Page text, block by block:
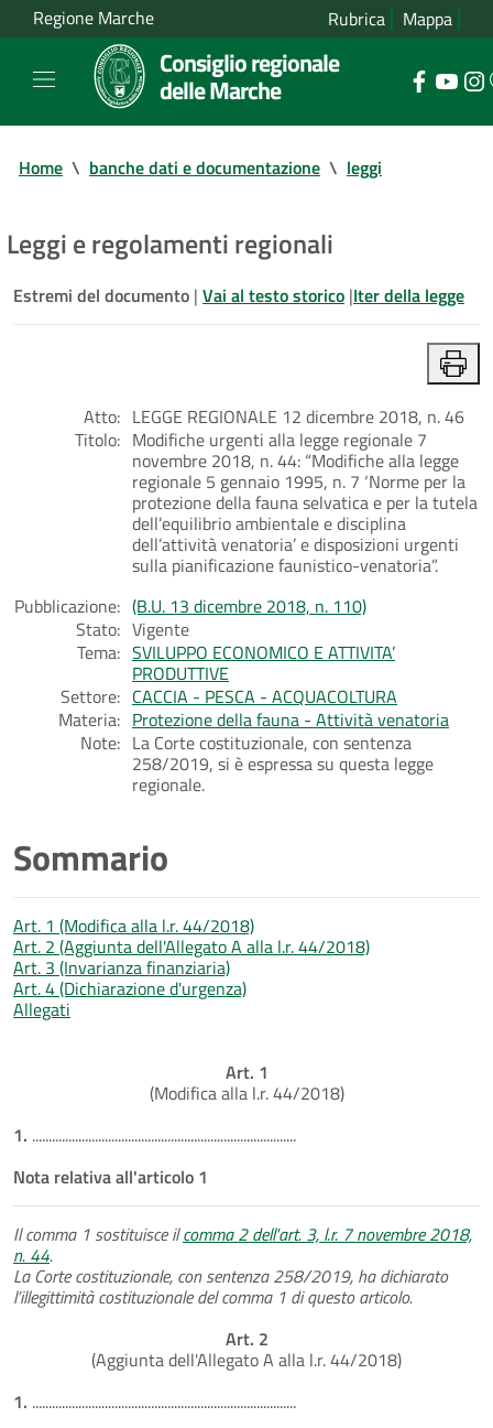
Regione Marche Rubrica Mappa
Consiglio regionale
delle Marche
Home \ banche dati e documentazione \ leggi
Leggi e regolamenti regionali
Estremi del documento | Vai al testo storico |Iter della legge
Atto: LEGGE REGIONALE 12 dicembre 2018, n. 46
Titolo: Modifiche urgenti alla legge regionale 7
novembre 2018, n. 44: “Modifiche alla legge
regionale 5 gennaio 1995, n. 7 ‘Norme per la
protezione della fauna selvatica e per la tutela
dell’equilibrio ambientale e disciplina
dell’attività venatoria’ e disposizioni urgenti
sulla pianificazione faunistico-venatoria”.
Pubblicazione: (B.U. 13 dicembre 2018, n. 110)
Stato: Vigente
Tema: SVILUPPO ECONOMICO E ATTIVITA’
PRODUTTIVE
Settore: CACCIA - PESCA - ACQUACOLTURA
Materia: Protezione della fauna - Attività venatoria
Note: La Corte costituzionale, con sentenza
258/2019, si è espressa su questa legge
regionale.
Sommario
Art. 1 (Modifica alla l.r. 44/2018)
Art. 2 (Aggiunta dell'Allegato A alla l.r. 44/2018)
Art. 3 (Invarianza finanziaria)
Art. 4 (Dichiarazione d'urgenza)
Allegati
Art. 1
(Modifica alla l.r. 44/2018)
1. ................................................................................
Nota relativa all'articolo 1
Il comma 1 sostituisce ilcomma 2 dell'art. 3, l.r. 7 novembre 2018,
n. 44.
La Corte costituzionale, con sentenza 258/2019, ha dichiarato
l’illegittimità costituzionale del comma 1 di questo articolo.
Art. 2
(Aggiunta dell'Allegato A alla l.r. 44/2018)
1. ................................................................................